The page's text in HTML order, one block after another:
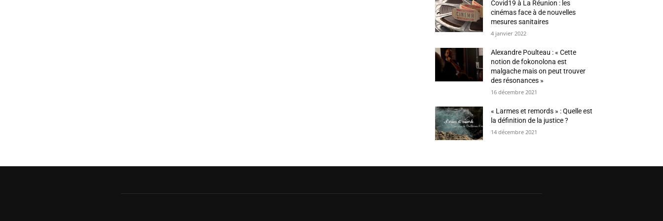
Covid19 à La Réunion : les
cinémas face à de nouvelles
mesures sanitaires
4 janvier 2022
Alexandre Poulteau : « Cette
notion de fokonolona est
malgache mais on peut trouver
des résonances »
16 décembre 2021
« Larmes et remords » : Quelle est
la définition de la justice ?
14 décembre 2021